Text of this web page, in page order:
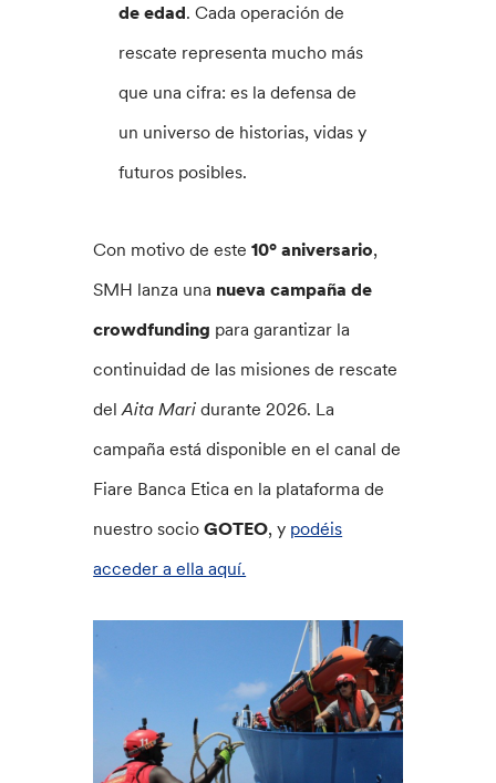
de edad. Cada operación de
rescate representa mucho más
que una cifra: es la defensa de
un universo de historias, vidas y
futuros posibles.
Con motivo de este10º aniversario,
SMH lanza una nueva campaña de
crowdfunding para garantizar la
continuidad de las misiones de rescate
delAita Mari durante 2026. La
campaña está disponible en el canal de
Fiare Banca Etica en la plataforma de
nuestro socioGOTEO, y podéis
acceder a ella aquí.